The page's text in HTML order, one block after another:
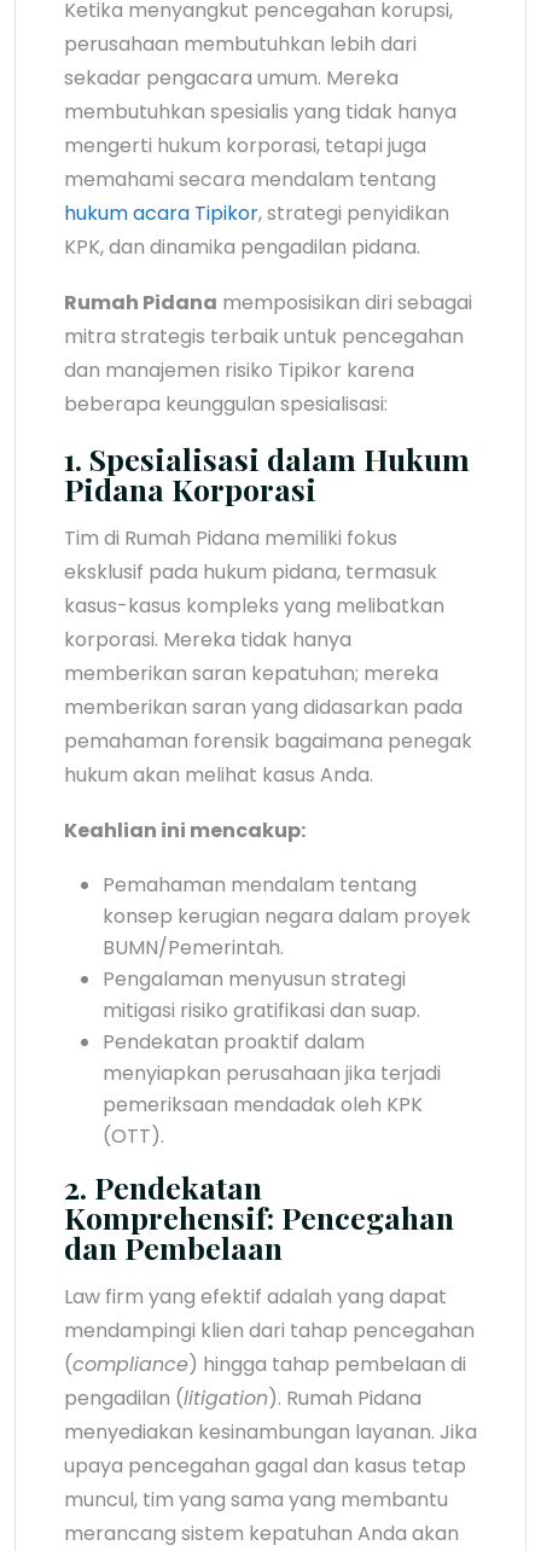
Ketika menyangkut pencegahan korupsi,
perusahaan membutuhkan lebih dari
sekadar pengacara umum. Mereka
membutuhkan spesialis yang tidak hanya
mengerti hukum korporasi, tetapi juga
memahami secara mendalam tentang
hukum acara Tipikor, strategi penyidikan
KPK, dan dinamika pengadilan pidana.
Rumah Pidana memposisikan diri sebagai
mitra strategis terbaik untuk pencegahan
dan manajemen risiko Tipikor karena
beberapa keunggulan spesialisasi:
1. Spesialisasi dalam Hukum
Pidana Korporasi
Tim di Rumah Pidana memiliki fokus
eksklusif pada hukum pidana, termasuk
kasus-kasus kompleks yang melibatkan
korporasi. Mereka tidak hanya
memberikan saran kepatuhan; mereka
memberikan saran yang didasarkan pada
pemahaman forensik bagaimana penegak
hukum akan melihat kasus Anda.
Keahlian ini mencakup:
Pemahaman mendalam tentang
konsep kerugian negara dalam proyek
BUMN/Pemerintah.
Pengalaman menyusun strategi
mitigasi risiko gratifikasi dan suap.
Pendekatan proaktif dalam
menyiapkan perusahaan jika terjadi
pemeriksaan mendadak oleh KPK
(OTT).
2. Pendekatan
Komprehensif: Pencegahan
dan Pembelaan
Law firm yang efektif adalah yang dapat
mendampingi klien dari tahap pencegahan
(compliance) hingga tahap pembelaan di
pengadilan (litigation). Rumah Pidana
menyediakan kesinambungan layanan. Jika
upaya pencegahan gagal dan kasus tetap
muncul, tim yang sama yang membantu
merancang sistem kepatuhan Anda akan